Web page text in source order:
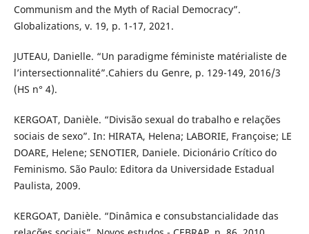
Communism and the Myth of Racial Democracy”.
Globalizations, v. 19, p. 1-17, 2021.
JUTEAU, Danielle. “Un paradigme féministe matérialiste de
l’intersectionnalité”.Cahiers du Genre, p. 129-149, 2016/3
(HS n° 4).
KERGOAT, Danièle. “Divisão sexual do trabalho e relações
sociais de sexo”. In: HIRATA, Helena; LABORIE, Françoise; LE
DOARE, Helene; SENOTIER, Daniele. Dicionário Crítico do
Feminismo. São Paulo: Editora da Universidade Estadual
Paulista, 2009.
KERGOAT, Danièle. “Dinâmica e consubstancialidade das